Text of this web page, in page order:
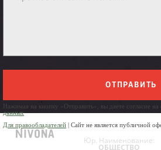
ОТПРАВИТЬ
Нажимая на кнопку «Отправить», вы даете согласие на
данных
Для правообладателей | Сайт не является публичной
Юр. Наименование:
ОБЩЕСТВО